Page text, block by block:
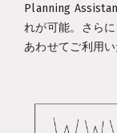
Planning
れが可能。さら
あわせてご利用い